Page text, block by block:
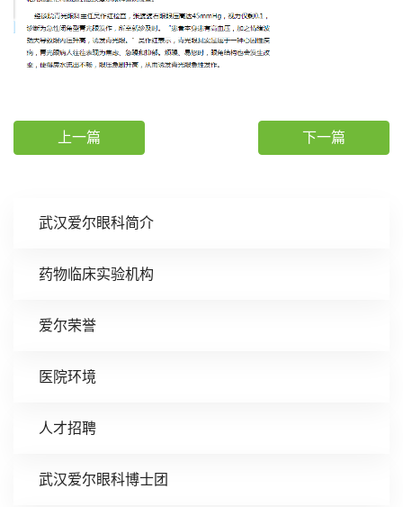
武汉爱尔眼科简介
药物临床实验机构
爱尔荣誉
医院环境
人才招聘
武汉爱尔眼科博士团
上一篇 下一篇